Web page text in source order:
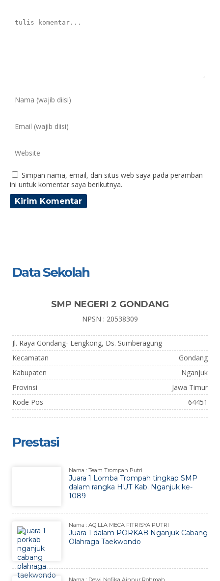
Simpan nama, email, dan situs web saya pada peramban
ini untuk komentar saya berikutnya.
Data Sekolah
SMP NEGERI 2 GONDANG
NPSN : 20538309
Jl. Raya Gondang- Lengkong, Ds. Sumberagung
Kecamatan
Gondang
Kabupaten
Nganjuk
Provinsi
Jawa Timur
Kode Pos
64451
Prestasi
Nama : Team Trompah Putri
Juara 1 Lomba Trompah tingkap SMP
dalam rangka HUT Kab. Nganjuk ke-
1089
Nama : AQILLA MECA FITRISYA PUTRI
Juara 1 dalam PORKAB Nganjuk Cabang
Olahraga Taekwondo
Nama : Dewi Nofika Ainnur Rohmah